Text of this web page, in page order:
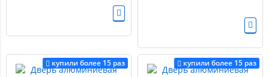
купили более 15 раз купили более 15 раз